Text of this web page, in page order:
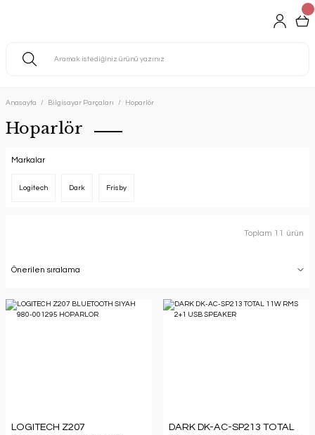
Anasayfa Bilgisayar Parçaları Hoparlör
Hoparlör
Markalar
Logitech Dark Frisby
Toplam 11 ürün
LOGITECH Z207
DARK DK-AC-SP213 TOTAL